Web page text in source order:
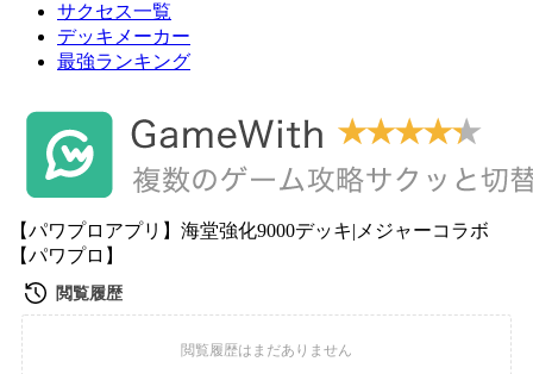
サクセス一覧
デッキメーカー
最強ランキング
【パワプロアプリ】海堂強化9000デッキ|メジャーコラボ
【パワプロ】